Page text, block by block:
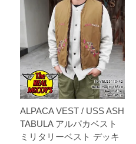
ALPACA VEST / USS ASH
TABULA アルパカベスト
ミリタリーベスト デッキ